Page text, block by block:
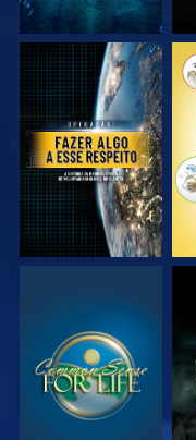
VEJA
VEJA